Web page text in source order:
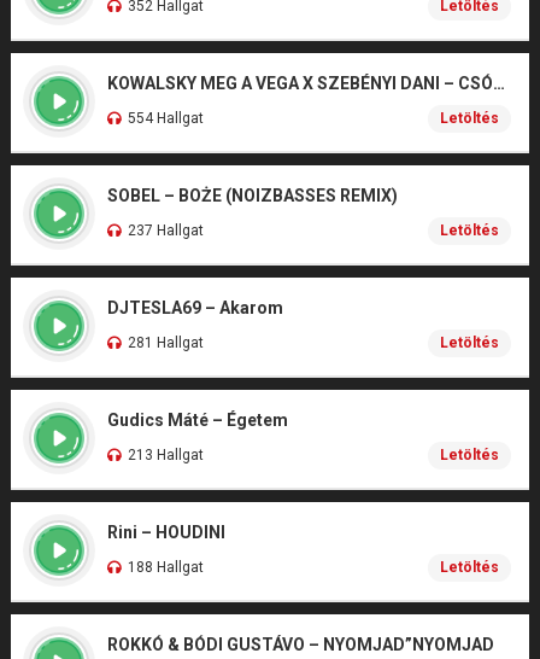
352 Hallgat Letöltés
KOWALSKY MEG A VEGA X SZEBÉNYI DANI – CSÓNAK
554 Hallgat Letöltés
SOBEL – BOŻE (NOIZBASSES REMIX)
237 Hallgat Letöltés
DJTESLA69 – Akarom
281 Hallgat Letöltés
Gudics Máté – Égetem
213 Hallgat Letöltés
Rini – HOUDINI
188 Hallgat Letöltés
ROKKÓ & BÓDI GUSTÁVO – NYOMJAD”NYOMJAD